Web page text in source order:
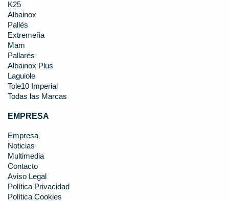
K25
Albainox
Pallés
Extremeña
Mam
Pallarés
Albainox Plus
Laguiole
Tole10 Imperial
Todas las Marcas
EMPRESA
Empresa
Noticias
Multimedia
Contacto
Aviso Legal
Política Privacidad
Política Cookies